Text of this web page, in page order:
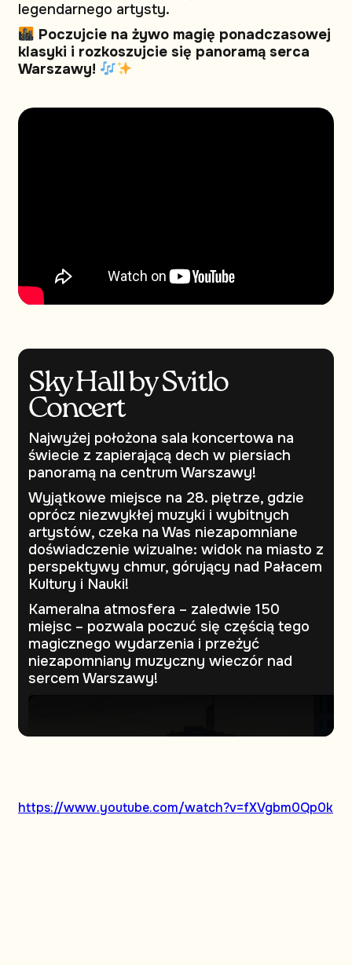
legendarnego artysty.
Poczujcie na żywo magię ponadczasowej
klasyki i rozkoszujcie się panoramą serca
Warszawy!
Sky Hall by Svitlo
Concert
Najwyżej położona sala koncertowa na
świecie z zapierającą dech w piersiach
panoramą na centrum Warszawy!
Wyjątkowe miejsce na 28. piętrze, gdzie
oprócz niezwykłej muzyki i wybitnych
artystów, czeka na Was niezapomniane
doświadczenie wizualne: widok na miasto z
perspektywy chmur, górujący nad Pałacem
Kultury i Nauki!
Kameralna atmosfera – zaledwie 150
miejsc – pozwala poczuć się częścią tego
magicznego wydarzenia i przeżyć
niezapomniany muzyczny wieczór nad
sercem Warszawy!
https://www.youtube.com/watch?v=fXVgbm0Qp0k